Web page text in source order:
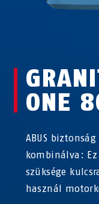
ONE
ABUS
kombinálva: Ez
szüksége
használ